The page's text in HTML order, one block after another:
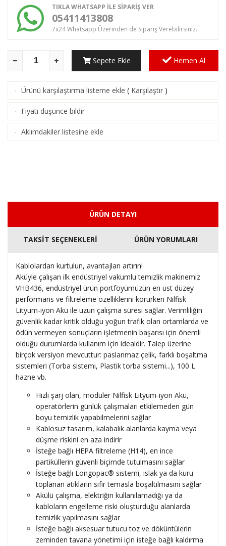
TIKLA WHATSAPP İLE SİPARİŞ VER
05411413808
7x24 Whatsapp Üzerinden de Sipariş Verebilirsiniz.
Sepete Ekle Hemen Al
· Ürünü karşılaştırma listeme ekle ( Karşılaştır )
· Fiyatı düşünce bildir
· Aklımdakiler listesine ekle
ÜRÜN DETAYI
TAKSİT SEÇENEKLERİ ÜRÜN YORUMLARI
Kablolardan kurtulun, avantajları artırın!
Aküyle çalışan ilk endüstriyel vakumlu temizlik makinemiz
VHB436, endüstriyel ürün portföyümüzün en üst düzey
performans ve filtreleme özelliklerini korurken Nilfisk
Lityum-iyon Akü ile uzun çalışma süresi sağlar. Verimliliğin
güvenlik kadar kritik olduğu yoğun trafik olan ortamlarda ve
ödün vermeyen sonuçların işletmenin başarısı için önemli
olduğu durumlarda kullanım için idealdir. Talep üzerine
birçok versiyon mevcuttur: paslanmaz çelik, farklı boşaltma
sistemleri (Torba sistemi, Plastik torba sistemi...), 100 L
hazne vb.
Hızlı şarj olan, modüler Nilfisk Lityum-iyon Akü,
operatörlerin günlük çalışmaları etkilemeden gün
boyu temizlik yapabilmelerini sağlar
Kablosuz tasarım, kalabalık alanlarda kayma veya
düşme riskini en aza indirir
İsteğe bağlı HEPA filtreleme (H14), en ince
partiküllerin güvenli biçimde tutulmasını sağlar
İsteğe bağlı Longopac® sistemi, ıslak ya da kuru
toplanan atıkların sıfır temasla boşaltılmasını sağlar
Akülü çalışma, elektriğin kullanılamadığı ya da
kabloların engelleme riski oluşturduğu alanlarda
temizlik yapılmasını sağlar
İsteğe bağlı aksesuar tutucu toz ve döküntülerin
zeminden tavana yönetimi için isteğe bağlı kaldırma